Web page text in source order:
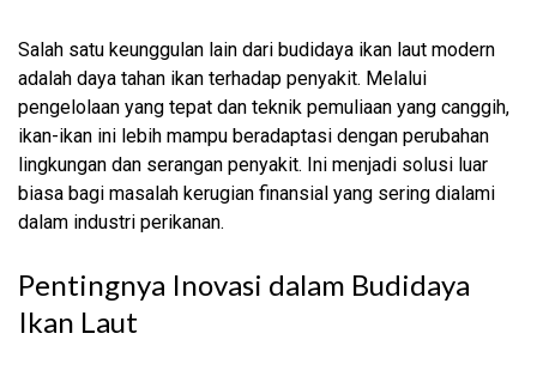
Salah satu keunggulan lain dari budidaya ikan laut modern
adalah daya tahan ikan terhadap penyakit. Melalui
pengelolaan yang tepat dan teknik pemuliaan yang canggih,
ikan-ikan ini lebih mampu beradaptasi dengan perubahan
lingkungan dan serangan penyakit. Ini menjadi solusi luar
biasa bagi masalah kerugian finansial yang sering dialami
dalam industri perikanan.
Pentingnya Inovasi dalam Budidaya
Ikan Laut